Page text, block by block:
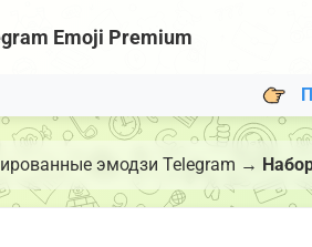
Emoji Premium
эмодзи Telegram →